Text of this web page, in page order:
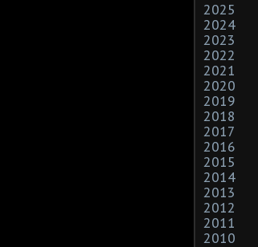
2025
2024
2023
2022
2021
2020
2019
2018
2017
2016
2015
2014
2013
2012
2011
2010